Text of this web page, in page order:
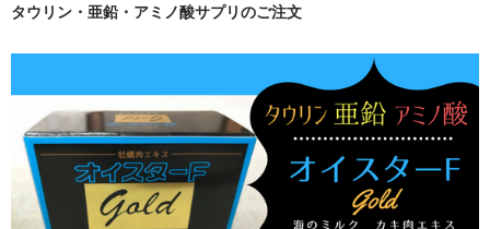
タウリン・亜鉛・アミノ酸サプリのご注文